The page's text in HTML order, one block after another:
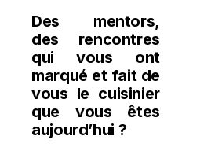
Des mentors,
des rencontres
qui vous ont
marqué et fait de
vous le cuisinier
que vous êtes
aujourd’hui ?